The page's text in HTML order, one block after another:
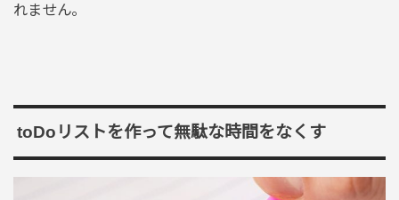
れません。
toDoリストを作って無駄な時間をなくす